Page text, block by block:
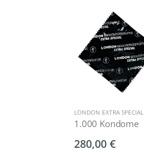
LONDON EXTRA SPECIAL
1.000 Kondome
280,00 €